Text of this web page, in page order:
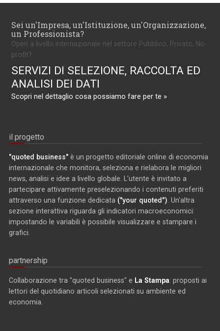
Sei un'Impresa, un'Istituzione, un'Organizzazione,
un Professionista?
Operi a livello internazionale nel settore Pubblico, Privato, No-
profit?
SERVIZI DI SELEZIONE, RACCOLTA ED
ANALISI DEI DATI
Scopri nel dettaglio cosa possiamo fare per te »
il progetto
"quoted business" è un progetto editoriale online di economia
internazionale che monitora, seleziona e rielabora le migliori
news, analisi e idee a livello globale. L'utente è invitato a
partecipare attivamente preselezionando i contenuti preferiti
attraverso una funzione dedicata ("your quoted") . Un'altra
sezione interattiva riguarda gli indicatori macroeconomici:
impostando le variabili è possibile visualizzare e stampare i
grafici.
partnership
Collaborazione tra "quoted business" e La Stampa: proposti ai
lettori del quotidiano articoli selezionati su ambiente ed
economia.